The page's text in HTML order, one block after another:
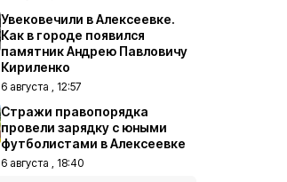
Увековечили в Алексеевке.
Как в городе появился
памятник Андрею Павловичу
Кириленко
6 августа , 12:57
Стражи правопорядка
провели зарядку с юными
футболистами в Алексеевке
6 августа , 18:40